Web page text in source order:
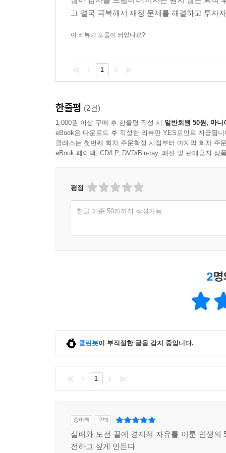
‘희망을 말하지 않는다. 구조를 말한다.’ 많은
Must: 생존을 위한 필수 과제
Well: 나만의 시장형 경쟁력
Routine: 운을 부르는 반복 시스템
Luck: 구조 위에 내려앉는 기회의 순간
이 다섯 요소는 ‘성공’을 넘어 ‘초대박’을 만들어 내
각 단계에서 반드시 수행해야 할 실천 과제를 구체
이 5계명은 책 전반에 걸쳐 본인의 사례, 구조, 실
· 출판사의 확신
말하는 반면, 이 책은 ‘왜 안 됐는지를 구체적
숨기지 않습니다. 손실액, 회복 기간, 심지어 좌
투자자뿐 아니라, 퇴직 후 방향을 잃은 중장년, 경
고 결국 극복해서 재정 문제를 해결하고 투자
이 리뷰가 도움이 되었나요?
1
한줄평 (2건)
1,000원 이상 구매 후 한줄평 작성 시 일반회원 50원, 마니
eBook은 다운로드 후 작성한 리뷰만 YES포인트 지급됩니
클래스는 첫번째 회차 주문확정 시점부터 마지막 회차 주
eBook 페이백, CD/LP, DVD/Blu-ray, 패션 및 판매금지 상
평점
한글 기준 50자까지 작성가능
2
클린봇이 부적절한 글을 감지 중입니다.
1
종이책 구매
실패와 도전 끝에 경제적 자유를 이룬 인생의
전하고 싶게 만든다